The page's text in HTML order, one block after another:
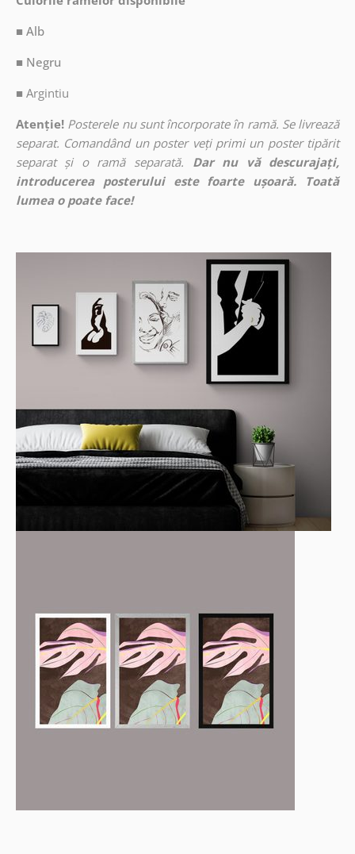
■ Alb
■ Negru
■ Argintiu
Atenție! Posterele nu sunt încorporate în ramă. Se livrează
separat. Comandând un poster veți primi un poster tipărit
separat și o ramă separată.
Dar nu vă descurajați,
introducerea posterului este foarte ușoară. Toată
lumea o poate face!